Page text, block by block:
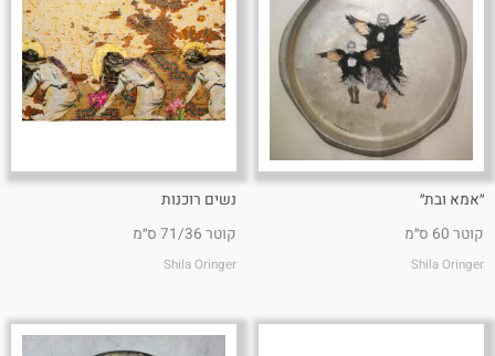
״אמא ובת״
קוטר 60 ס״מ
Shila Oringer
נשים רוכנות
קוטר 71/36 ס״מ
Shila Oringer